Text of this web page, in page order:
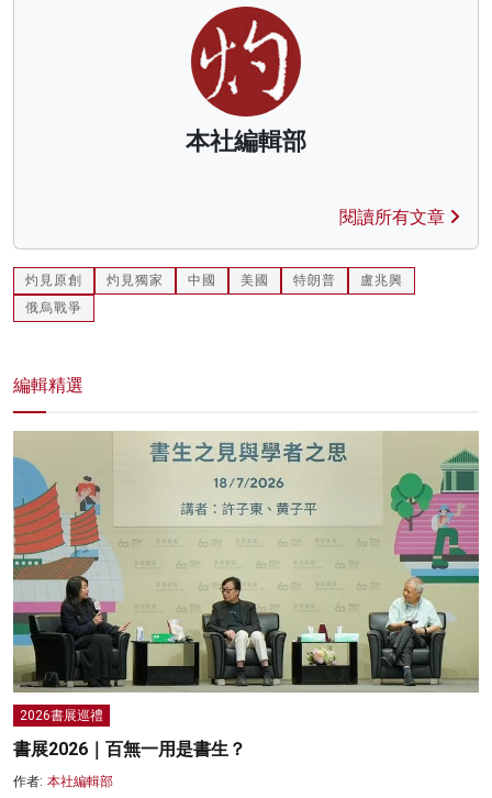
本社編輯部
閱讀所有文章
灼見原創 灼見獨家 中國 美國 特朗普
盧兆興
俄烏戰爭
編輯精選
2026書展巡禮
書展2026｜百無一用是書生？
作者: 本社編輯部